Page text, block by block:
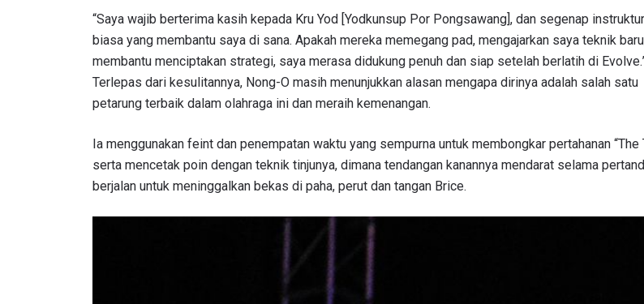
“Saya wajib berterima kasih kepada Kru Yod [Yodkunsup Por Pongsawang], dan segenap
biasa yang membantu saya di sana. Apakah mereka memegang pad, mengajarkan saya teknik
membantu menciptakan strategi, saya merasa didukung penuh dan siap setelah berlatih di
Terlepas dari kesulitannya, Nong-O masih menunjukkan alasan mengapa dirinya adalah salah satu
petarung terbaik dalam olahraga ini dan meraih kemenangan.
Ia menggunakan feint dan penempatan waktu yang sempurna untuk membongkar pertahanan “The
serta mencetak poin dengan teknik tinjunya, dimana tendangan kanannya mendarat selama
berjalan untuk meninggalkan bekas di paha, perut dan tangan Brice.
LAWAN
GELARAN
LIHAT SOROTAN TERBAIK
gelaran langsung kami.
EMAIL
NAMA
BERLANGGANAN
Dengan mengirimkan formulir ini, anda menyetujui
pembukaan informasi anda berdasarkanKebijakan
membatalkan (unsubscribe) dari jenis komunikasi